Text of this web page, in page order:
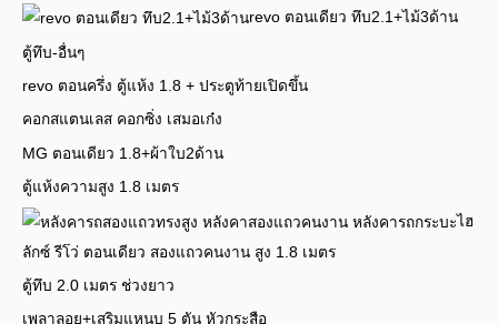
revo ตอนเดียว ทึบ2.1+ไม้3ด้าน
ตู้ทึบ-อื่นๆ
revo ตอนครึ่ง ตู้แห้ง 1.8 + ประตูท้ายเปิดขึ้น
คอกสแตนเลส คอกซิ่ง เสมอเก๋ง
MG ตอนเดียว 1.8+ผ้าใบ2ด้าน
ตู้แห้งความสูง 1.8 เมตร
ไฮ
ลักซ์ รีโว่ ตอนเดียว สองแถวคนงาน สูง 1.8 เมตร
ตู้ทึบ 2.0 เมตร ช่วงยาว
เพลาลอย+เสริมแหนบ 5 ตัน หัวกระสือ